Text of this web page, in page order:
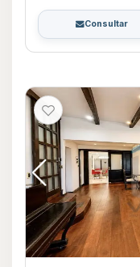
Consultar